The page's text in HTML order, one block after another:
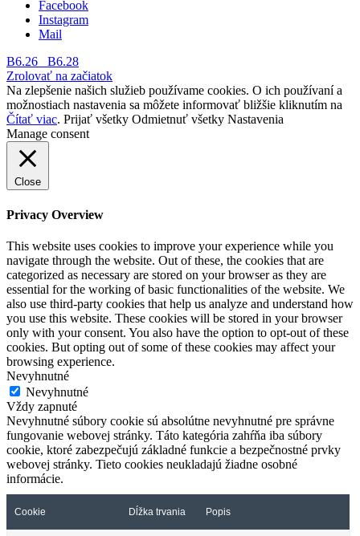
Facebook
Instagram
Mail
B6.26
B6.28
Zrolovať na začiatok
Na zlepšenie našich služieb používame cookies. O ich používaní a
možnostiach nastavenia sa môžete informovať bližšie kliknutím na
Čítať viac. Prijať všetky Odmietnuť všetky Nastavenia
Manage consent
Close
Privacy Overview
This website uses cookies to improve your experience while you
navigate through the website. Out of these, the cookies that are
categorized as necessary are stored on your browser as they are
essential for the working of basic functionalities of the website. We
also use third-party cookies that help us analyze and understand how
you use this website. These cookies will be stored in your browser
only with your consent. You also have the option to opt-out of these
cookies. But opting out of some of these cookies may affect your
browsing experience.
Nevyhnutné
Nevyhnutné
Vždy zapnuté
Nevyhnutné súbory cookie sú absolútne nevyhnutné pre správne
fungovanie webovej stránky. Táto kategória zahŕňa iba súbory
cookie, ktoré zabezpečujú základné funkcie a bezpečnostné prvky
webovej stránky. Tieto cookies neukladajú žiadne osobné
informácie.
Cookie Dĺžka trvania Popis